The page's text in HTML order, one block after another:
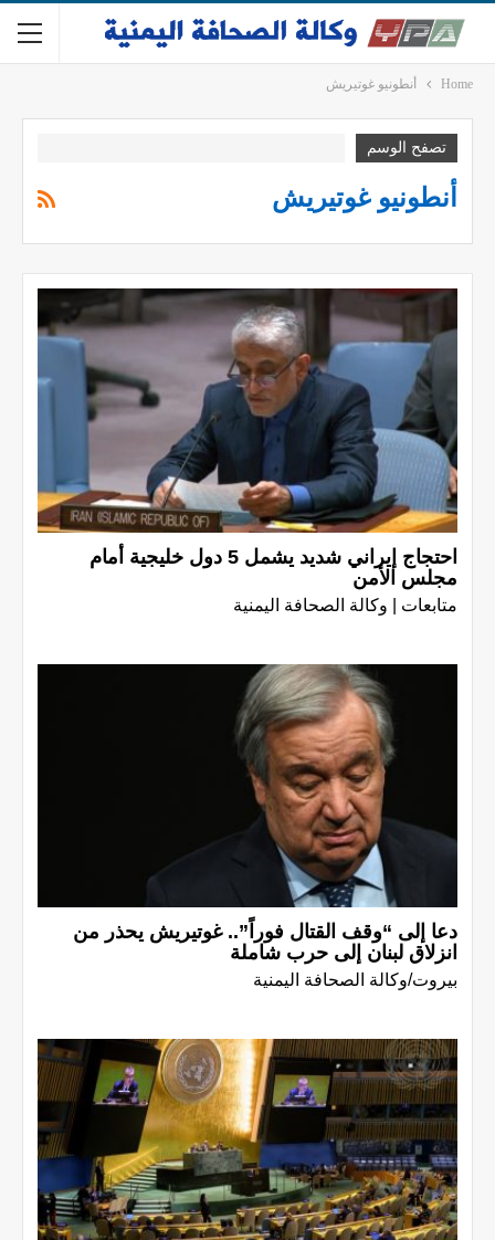
Home أنطونيو غوتيريش
تصفح الوسم
أنطونيو غوتيريش
احتجاج إيراني شديد يشمل 5 دول خليجية أمام
مجلس الأمن
متابعات | وكالة الصحافة اليمنية
دعا إلى “وقف القتال فوراً”.. غوتيريش يحذر من
انزلاق لبنان إلى حرب شاملة
بيروت/وكالة الصحافة اليمنية